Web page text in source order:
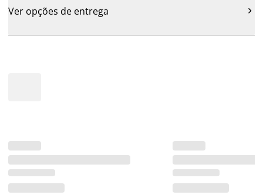
Ver opções de entrega 